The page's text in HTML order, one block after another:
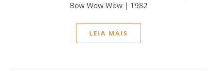
Bow Wow Wow | 1982
LEIA MAIS